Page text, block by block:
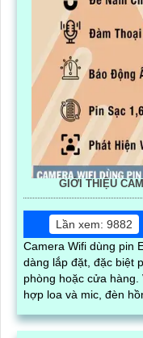
GIỚI THIỆU
Lần xem: 9882
Camera Wifi dùng pin
dàng lắp đặt, đặc biệt
phòng hoặc cửa hàng. Với độ phân giải full HD 1080p, tích
hợp loa và mic, đèn